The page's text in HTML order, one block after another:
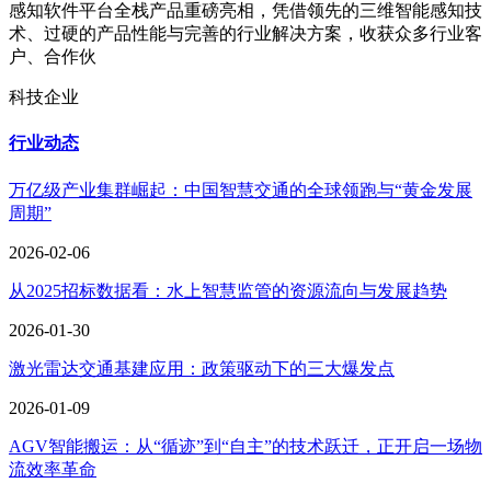
感知软件平台全栈产品重磅亮相，凭借领先的三维智能感知技
术、过硬的产品性能与完善的行业解决方案，收获众多行业客
户、合作伙
科技企业
行业动态
万亿级产业集群崛起：中国智慧交通的全球领跑与“黄金发展
周期”
2026-02-06
从2025招标数据看：水上智慧监管的资源流向与发展趋势
2026-01-30
激光雷达交通基建应用：政策驱动下的三大爆发点
2026-01-09
AGV智能搬运：从“循迹”到“自主”的技术跃迁，正开启一场物
流效率革命